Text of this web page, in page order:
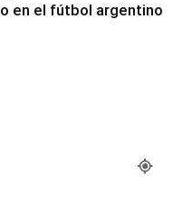
en el fútbol argentino